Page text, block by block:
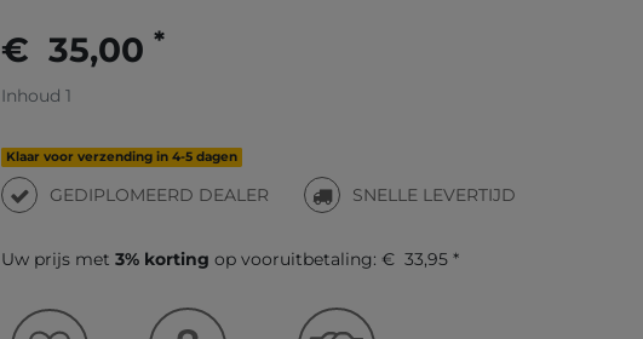
€ 35,00 *
Inhoud 1
Klaar voor verzending in 4-5 dagen
GEDIPLOMEERD DEALER SNELLE LEVERTIJD
Uw prijs met 3% korting op vooruitbetaling: € 33,95 *